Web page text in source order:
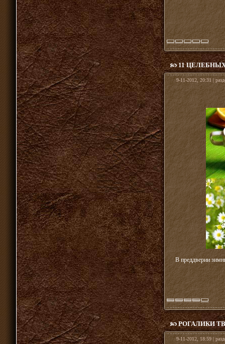
11
9-11-2012, 20:31 |
В преддверии
РОГАЛИКИ
9-11-2012, 18:59 |